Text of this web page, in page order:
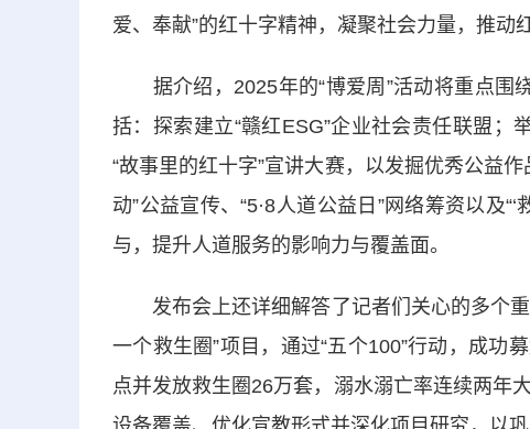
爱、奉献”的红十字精神，凝聚社会力量，推动
据介绍，2025年的“博爱周”活动将重点围
括：探索建立“赣红ESG”企业社会责任联盟；
“故事里的红十字”宣讲大赛，以发掘优秀公益
动”公益宣传、“5·8人道公益日”网络筹资以及
与，提升人道服务的影响力与覆盖面。
发布会上还详细解答了记者们关心的多个重
一个救生圈”项目，通过“五个100”行动，成功
点并发放救生圈26万套，溺水溺亡率连续两年